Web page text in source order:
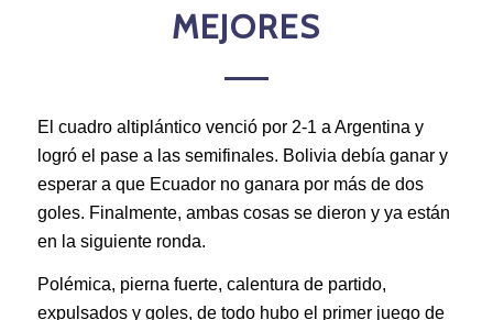
MEJORES
El cuadro altiplántico venció por 2-1 a Argentina y
logró el pase a las semifinales. Bolivia debía ganar y
esperar a que Ecuador no ganara por más de dos
goles. Finalmente, ambas cosas se dieron y ya están
en la siguiente ronda.
Polémica, pierna fuerte, calentura de partido,
expulsados y goles, de todo hubo el primer juego de